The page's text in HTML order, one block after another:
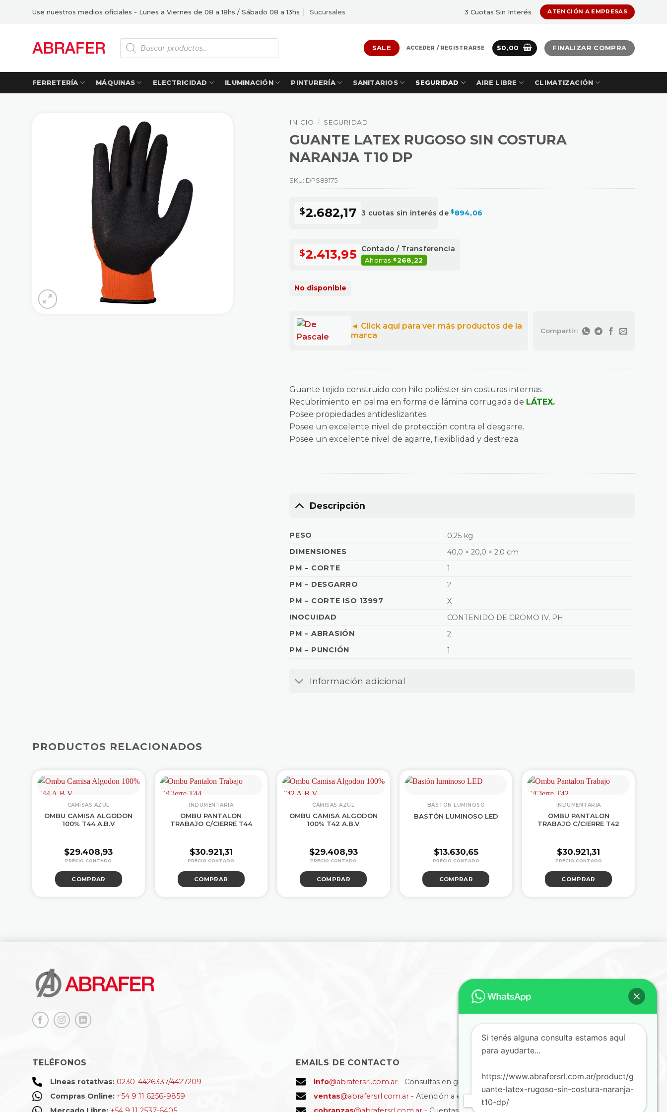
Use nuestros medios oficiales - Lunes a Viernes de 08 a 18hs / Sábado 08 a 13hs Sucursales 3 Cuotas Sin Interés ATENCIÓN A EMPRESAS
Búsqueda
de
productos
SALE ACCEDER / REGISTRARSE $0,00 FINALIZAR COMPRA
FERRETERÍA MÁQUINAS ELECTRICIDAD ILUMINACIÓN PINTURERÍA SANITARIOS SEGURIDAD AIRE LIBRE CLIMATIZACIÓN
INICIO / SEGURIDAD
GUANTE LATEX RUGOSO SIN COSTURA
NARANJA T10 DP
$2.682,17 3 cuotas sin interés de$894,06
$2.413,95 Contado / Transferencia
Ahorras$268,22
Guante tejido construido con hilo poliéster sin costuras internas.
Recubrimiento en palma en forma de lámina corrugada de LÁTEX.
Posee propiedades antideslizantes.
Posee un excelente nivel de protección contra el desgarre.
Posee un excelente nivel de agarre, flexiblidad y destreza
No disponible
SKU: DPS89175
Descripción
PESO
0,25 kg
DIMENSIONES
40,0 × 20,0 × 2,0 cm
PM – CORTE
1
PM – DESGARRO
2
PM – CORTE ISO 13997
X
INOCUIDAD
CONTENIDO DE CROMO IV, PH
PM – ABRASIÓN
2
PM – PUNCIÓN
1
Información adicional
PRODUCTOS RELACIONADOS
CAMISAS AZUL
OMBU CAMISA ALGODON
100% T44 A.B.V
$29.408,93
COMPRAR
INDUMENTARIA
OMBU PANTALON
TRABAJO C/CIERRE T44
$30.921,31
COMPRAR
CAMISAS AZUL
OMBU CAMISA ALGODON
100% T42 A.B.V
$29.408,93
COMPRAR
BASTON LUMINOSO
BASTÓN LUMINOSO LED
$13.630,65
COMPRAR
INDUMENTARIA
OMBU PANTALON
TRABAJO C/CIERRE T42
$30.921,31
COMPRAR
TELÉFONOS
Lineas rotativas: 0230-4426337/4427209
Compras Online: +54 9 11 6256-9859
EMAILS DE CONTACTO
info@abrafersrl.com.ar - Consultas en general
ventas@abrafersrl.com.ar - Atención a empresas
Si tenés alguna consulta estamos aquí
para ayudarte...
https://www.abrafersrl.com.ar/product/g
uante-latex-rugoso-sin-costura-naranja-
t10-dp/